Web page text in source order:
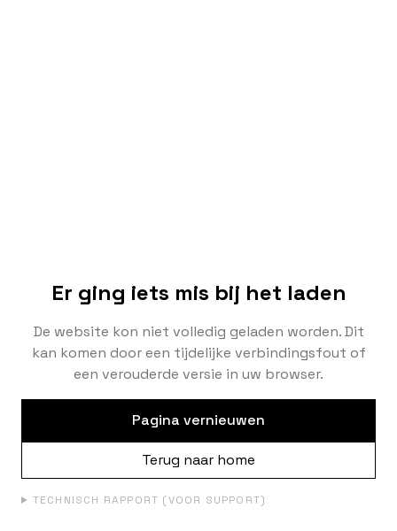
Er ging iets mis bij het laden
De website kon niet volledig geladen worden. Dit
kan komen door een tijdelijke verbindingsfout of
een verouderde versie in uw browser.
Pagina vernieuwen
Terug naar home
TECHNISCH RAPPORT (VOOR SUPPORT)